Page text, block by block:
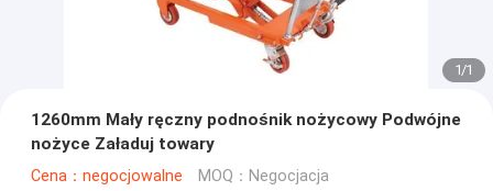
1/1
1260mm Mały ręczny podnośnik nożycowy Podwójne
nożyce Załaduj towary
Cena：negocjowalne MOQ：Negocjacja